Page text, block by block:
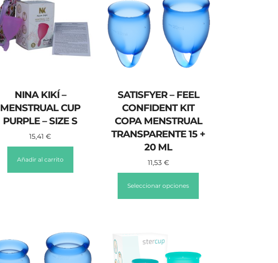
NINA KIKÍ –
MENSTRUAL CUP
PURPLE – SIZE S
15,41€
Añadir al carrito
SATISFYER – FEEL
CONFIDENT KIT
COPA MENSTRUAL
TRANSPARENTE 15 +
20 ML
11,53 €
Seleccionar opciones